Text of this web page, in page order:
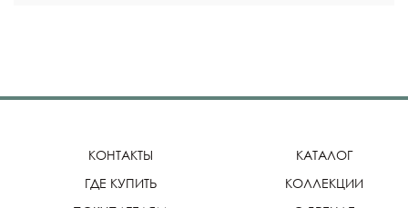
КОНТАКТЫ
ГДЕ КУПИТЬ
КАТАЛОГ
КОЛЛЕКЦИИ